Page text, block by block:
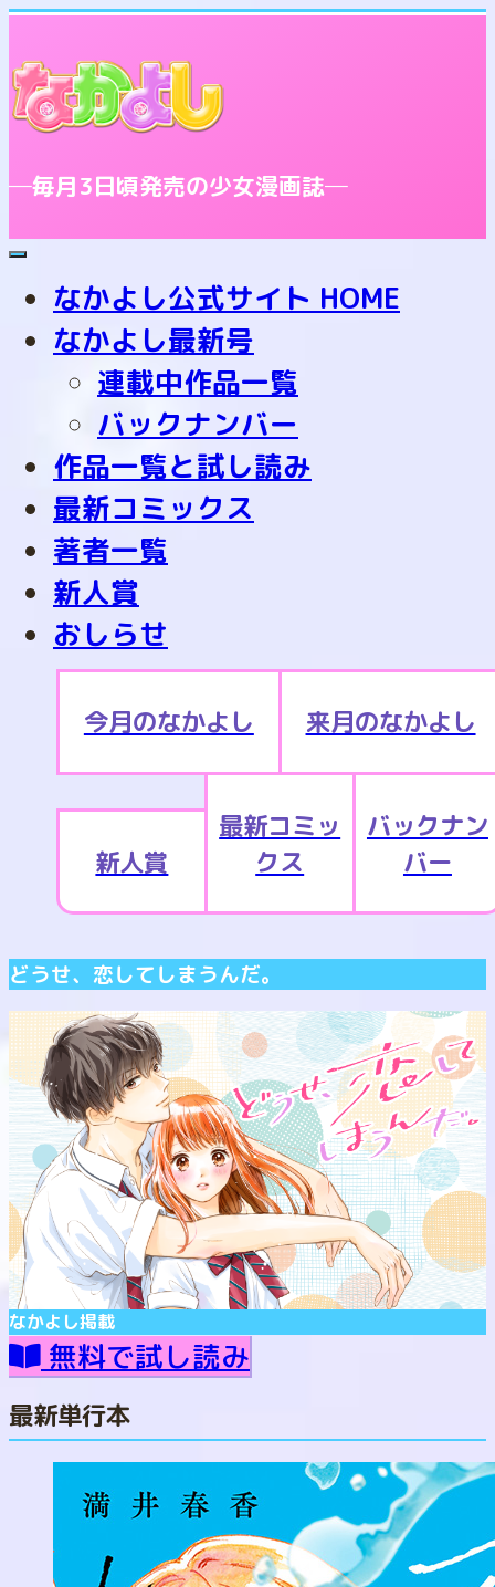
─毎月3日頃発売の少女漫画誌─
toggle
なかよし公式サイト HOME
なかよし最新号
連載中作品一覧
バックナンバー
作品一覧と試し読み
最新コミックス
著者一覧
新人賞
おしらせ
今月のなかよし 来月のなかよし
新人賞
最新コミッ
クス
バックナン
バー
どうせ、恋してしまうんだ。
なかよし掲載
無料で試し読み
最新単行本